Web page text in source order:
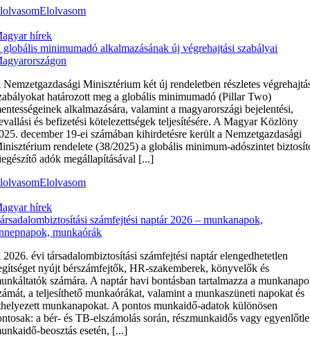
Elolvasom
hírek
globális minimumadó alkalmazásának új végrehajtási szabályai
Nemzetgazdasági Minisztérium két új rendeletben részletes
határozott meg a globális minimumadó (Pillar Two)
alkalmazására, valamint a magyarországi bejelentési,
és befizetési kötelezettségek teljesítésére. A Magyar Közlöny
december 19-ei számában kihirdetésre került a Nemzetgazdasági
rendelete (38/2025) a globális minimum-adószintet
adók megállapításával [...]
Elolvasom
hírek
számfejtési naptár 2026 – munkanapok,
munkaórák
2026. évi társadalombiztosítási számfejtési naptár elengedhetetlen
nyújt bérszámfejtők, HR-szakemberek, könyvelők és
számára. A naptár havi bontásban tartalmazza a
a teljesíthető munkaórákat, valamint a munkaszüneti napokat és
munkanapokat. A pontos munkaidő-adatok különösen
a bér- és TB-elszámolás során, részmunkaidős vagy
beosztás esetén, [...]